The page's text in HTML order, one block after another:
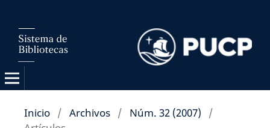
Inicio / Archivos / Núm. 32 (2007)
/